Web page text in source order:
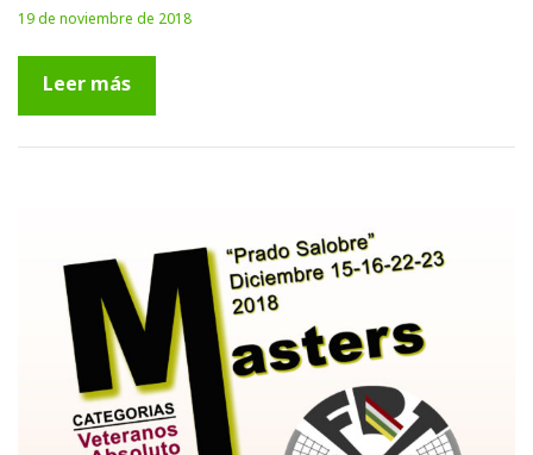
19 de noviembre de 2018
Leer más